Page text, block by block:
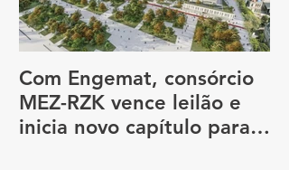
Com Engemat, consórcio
MEZ-RZK vence leilão e
inicia novo capítulo para